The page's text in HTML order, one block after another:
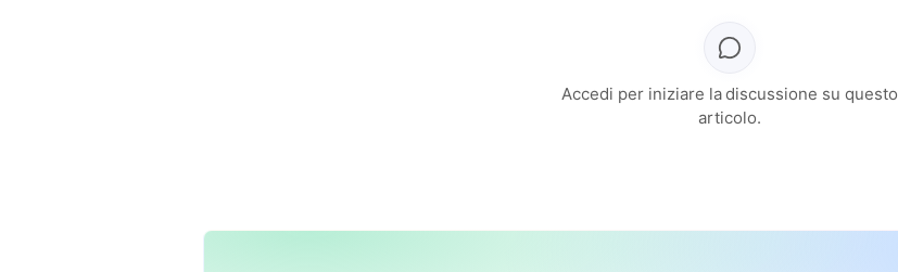
Accedi per iniziare la discussione su questo
articolo.